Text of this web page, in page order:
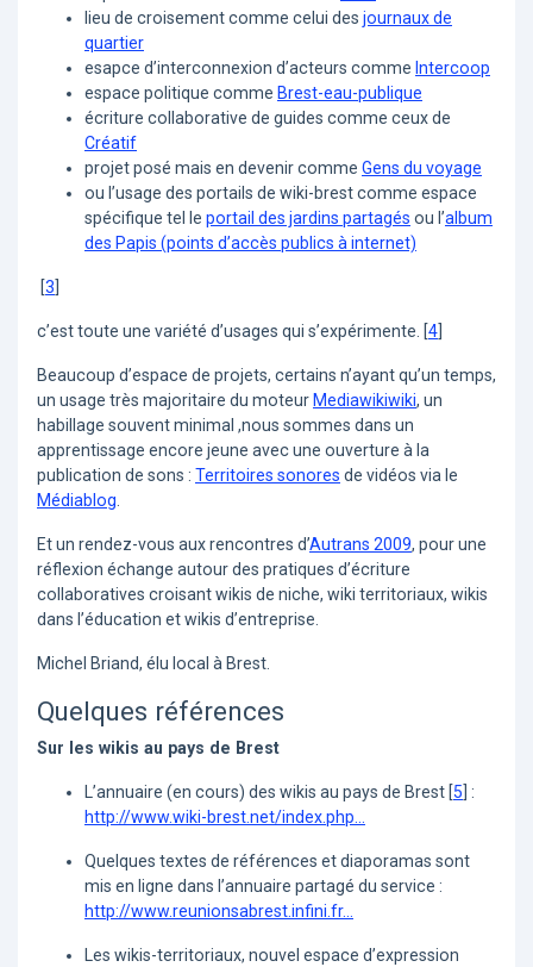
lieu de croisement comme celui des journaux de
quartier
esapce d’interconnexion d’acteurs comme Intercoop
espace politique comme Brest-eau-publique
écriture collaborative de guides comme ceux de
Créatif
projet posé mais en devenir comme Gens du voyage
ou l’usage des portails de wiki-brest comme espace
spécifique tel le portail des jardins partagés ou l’album
des Papis (points d’accès publics à internet)
[3
c’est toute une variété d’usages qui s’expérimente. [4
Beaucoup d’espace de projets, certains n’ayant qu’un temps,
un usage très majoritaire du moteur Mediawikiwiki, un
habillage souvent minimal ,nous sommes dans un
apprentissage encore jeune avec une ouverture à la
publication de sons : Territoires sonores de vidéos via le
Médiablog.
Et un rendez-vous aux rencontres d’Autrans 2009, pour une
réflexion échange autour des pratiques d’écriture
collaboratives croisant wikis de niche, wiki territoriaux, wikis
dans l’éducation et wikis d’entreprise.
Michel Briand, élu local à Brest.
Quelques références
Sur les wikis au pays de Brest
L’annuaire (en cours) des wikis au pays de Brest [5 :
http://www.wiki-brest.net/index.php...
Quelques textes de références et diaporamas sont
mis en ligne dans l’annuaire partagé du service :
http://www.reunionsabrest.infini.fr...
Les wikis-territoriaux, nouvel espace d’expression